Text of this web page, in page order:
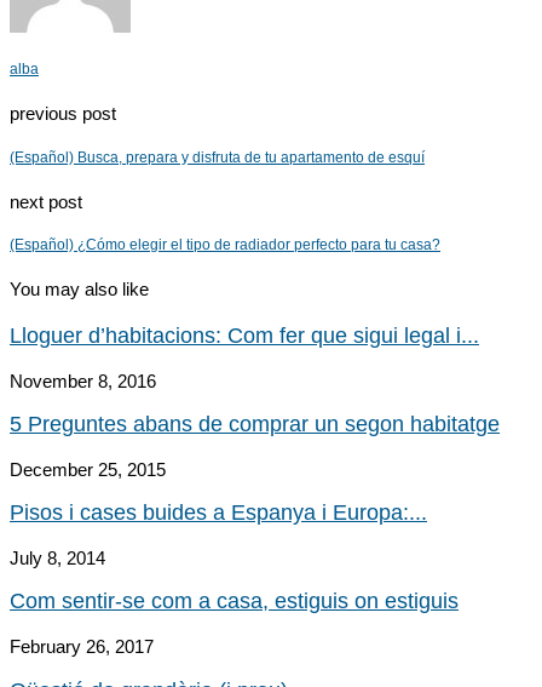
alba
previous post
(Español) Busca, prepara y disfruta de tu apartamento de esquí
next post
(Español) ¿Cómo elegir el tipo de radiador perfecto para tu casa?
You may also like
Lloguer d’habitacions: Com fer que sigui legal i...
November 8, 2016
5 Preguntes abans de comprar un segon habitatge
December 25, 2015
Pisos i cases buides a Espanya i Europa:...
July 8, 2014
Com sentir-se com a casa, estiguis on estiguis
February 26, 2017